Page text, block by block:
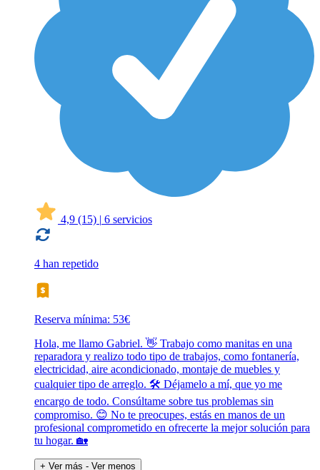
4,9 (15) | 6 servicios
4 han repetido
Reserva mínima: 53€
Hola, me llamo Gabriel. 👋 Trabajo como manitas en una
reparadora y realizo todo tipo de trabajos, como fontanería,
electricidad, aire acondicionado, montaje de muebles y
cualquier tipo de arreglo. 🛠️ Déjamelo a mí, que yo me
encargo de todo. Consúltame sobre tus problemas sin
compromiso. 😊 No te preocupes, estás en manos de un
profesional comprometido en ofrecerte la mejor solución para
tu hogar. 🏡
+ Ver más - Ver menos